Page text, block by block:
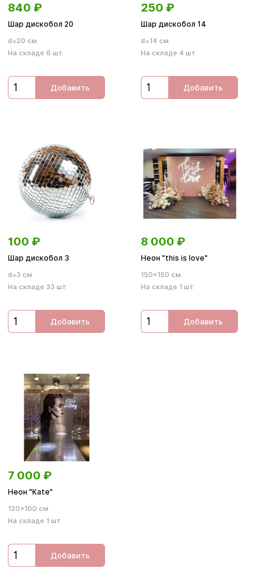
840 ₽
Шар дискобол 20
d=20 см
На складе 6 шт.
Добавить
250 ₽
Шар дискобол 14
d=14 см
На складе 4 шт.
Добавить
100 ₽
Шар дискобол 3
d=3 см
На складе 33 шт.
Добавить
8 000 ₽
Неон "this is love"
150×150 см
На складе 1 шт.
Добавить
7 000 ₽
Неон "Kate"
120×100 см
На складе 1 шт.
Добавить